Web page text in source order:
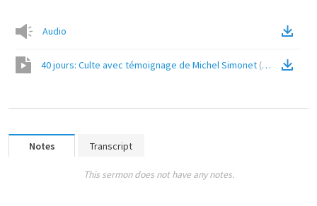
Audio
40 jours: Culte avec témoignage de Michel Simonet (Video)
Notes Transcript
This sermon does not have any notes.